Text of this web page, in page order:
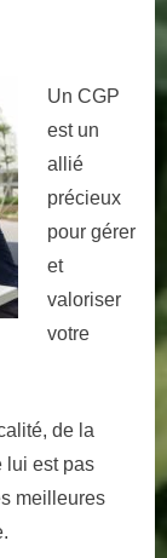
Un CGP
est un
allié
précieux
pour gérer
et
valoriser
votre
de la
lui est pas
meilleures